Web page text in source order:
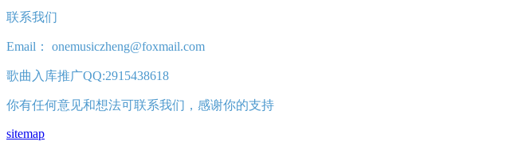
联系我们
Email： onemusiczheng@foxmail.com
歌曲入库推广QQ:2915438618
你有任何意见和想法可联系我们，感谢你的支持
sitemap